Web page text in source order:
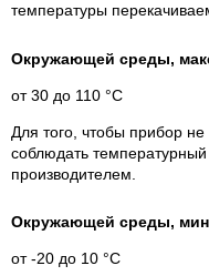
температуры
Окружающей среды,
от 30 до 110 °C
Для того, чтобы прибор
соблюдать
производителем.
Окружающей среды, мин
от -20 до 10 °C